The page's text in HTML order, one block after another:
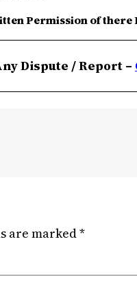
Permission of there
Dispute / Report –
are marked*